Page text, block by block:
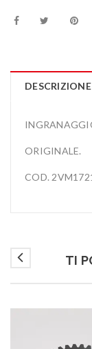
DESCRIZIONE
ORIGINALE.
COD.
TI